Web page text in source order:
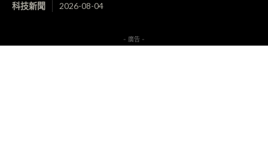
科技新聞 2026-08-04
- 廣告 -